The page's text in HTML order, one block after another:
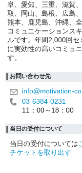
阜、愛知、三重、滋賀
取、岡山、島根、広島
熊本、鹿児島、沖縄、
コミュニケーションス
ルです。年間2,000回
に実効性の高いコミュ
す。
お問い合わせ先
info@motivation-
03-6384-0231
11：00～18：00
当日の受付について
当日の受付については
チケットを取り出す